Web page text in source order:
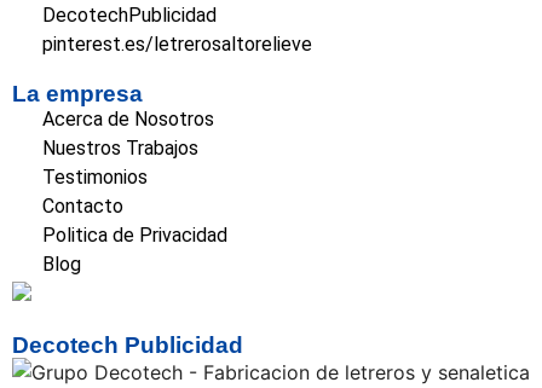
DecotechPublicidad
pinterest.es/letrerosaltorelieve
La empresa
Acerca de Nosotros
Nuestros Trabajos
Testimonios
Contacto
Politica de Privacidad
Blog
Decotech Publicidad